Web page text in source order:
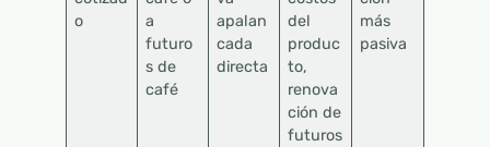
o
a
futuro
s de
café
apalan
cada
directa
del
produc
to,
renova
ción de
futuros
más
pasiva